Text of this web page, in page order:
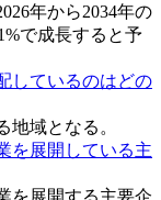
年から2034年の
で成長すると予
しているのはどの
地域となる。
を展開している主